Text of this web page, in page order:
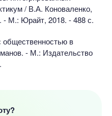
/ В.А. Коноваленко,
М.: Юрайт, 2018. - 488 с.
в
- М.: Издательство